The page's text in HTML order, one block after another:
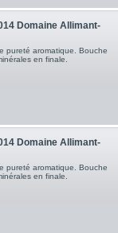
Domaine Allimant-
pureté aromatique. Bouche
en finale.
Domaine Allimant-
pureté aromatique. Bouche
en finale.